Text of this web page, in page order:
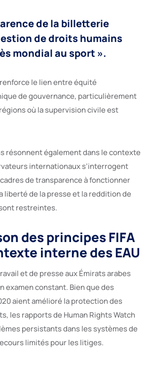
de la billetterie
de droits humains
mondial au sport ».
le lien entre équité
de gouvernance, particulièrement
où la supervision civile est
résonnent également dans le contexte
internationaux s’interrogent
de transparence à fonctionner
liberté de la presse et la reddition de
restreintes.
des principes FIFA
interne des EAU
et de presse aux Émirats arabes
examen constant. Bien que des
aient amélioré la protection des
les rapports de Human Rights Watch
persistants dans les systèmes de
limités pour les litiges.